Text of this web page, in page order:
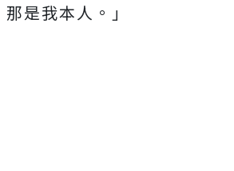
那是我本人。」